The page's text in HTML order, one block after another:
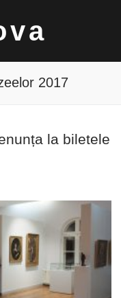
2017
la biletele